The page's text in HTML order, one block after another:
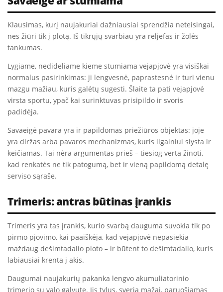
Klausimas, kurį naujakuriai dažniausiai sprendžia neteisingai,
nes žiūri tik į plotą. Iš tikrųjų svarbiau yra reljefas ir žolės
tankumas.
Lygiame, nedideliame kieme stumiama vejapjovė yra visiškai
normalus pasirinkimas: ji lengvesnė, paprastesnė ir turi vienu
mazgu mažiau, kuris galėtų sugesti. Šlaite ta pati vejapjovė
virsta sportu, ypač kai surinktuvas prisipildo ir svoris
padidėja.
Savaeigė pavara yra ir papildomas priežiūros objektas: joje
yra diržas arba pavaros mechanizmas, kuris ilgainiui slysta ir
keičiamas. Tai nėra argumentas prieš – tiesiog verta žinoti,
kad renkatės ne tik patogumą, bet ir vieną papildomą detalę
serviso sąraše.
Trimeris: antras būtinas įrankis
Trimeris yra tas įrankis, kurio svarbą dauguma suvokia tik po
pirmo pjovimo, kai paaiškėja, kad vejapjovė nepasiekia
maždaug dešimtadalio ploto – ir būtent to dešimtadalio, kuris
labiausiai krenta į akis.
Daugumai naujakurių pakanka lengvo akumuliatorinio
trimerio su valo galvute. Jis tylus, sveria mažai, paruošiamas